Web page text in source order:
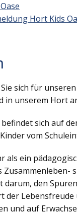
Hort Kids
sich für
in unserem Hort
sich auf
vom
als ein
darum, den
der
und auf